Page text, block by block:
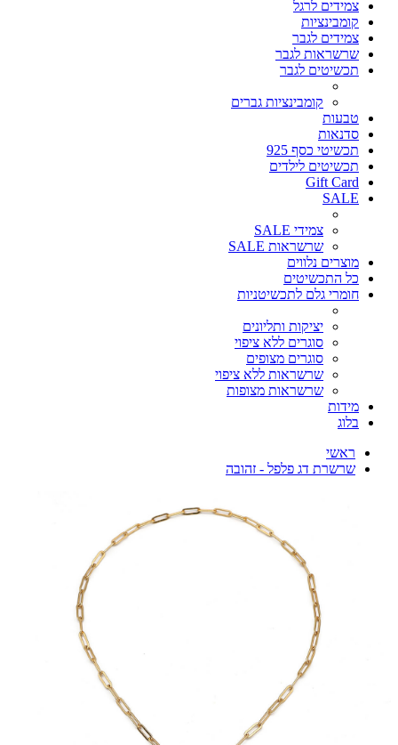
צמידים לרגל
קומבינציות
צמידים לגבר
שרשראות לגבר
תכשיטים לגבר
קומבינציות גברים
טבעות
סדנאות
תכשיטי כסף 925
תכשיטים לילדים
Gift Card
SALE
צמידי SALE
שרשראות SALE
מוצרים נלווים
כל התכשיטים
חומרי גלם לתכשיטניות
יציקות ותליונים
סוגרים ללא ציפוי
סוגרים מצופים
שרשראות ללא ציפוי
שרשראות מצופות
מידות
בלוג
ראשי
שרשרת דג פלפל - זהובה